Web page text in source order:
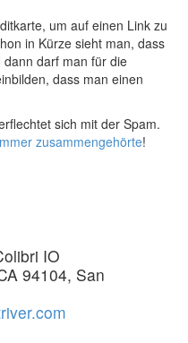
um auf einen Link zu
in Kürze sieht man, dass
darf man für die
dass man einen
sich mit der Spam.
zusammengehörte!
IO
94104, San